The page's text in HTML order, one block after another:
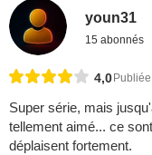
youn31
15 abonnés
4,0
Super série, mais
tellement aimé... ce
déplaisent fortement.